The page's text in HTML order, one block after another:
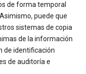
de forma temporal
puede que
sistemas de copia
de la información
de identificación
de auditoría e